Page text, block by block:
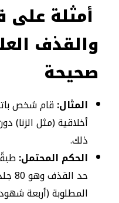
أمثلة على
والقذف
صحيحة
المثال:قام شخص
أخلاقية (مثل الزنا)
ذلك.
الحكم المحتمل:
حد
المطلوبة (أربعة